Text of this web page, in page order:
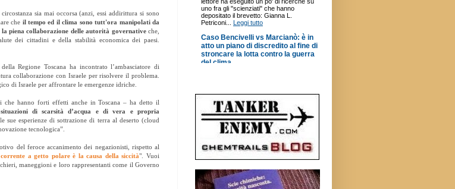
sia mai occorsa (anzi, essi addirittura si sono
che il tempo ed il clima sono tutt'ora manipolati da
la piena collaborazione delle autorità governativeche,
dei cittadini e della stabilità economica dei paesi.
Regione Toscana ha incontrato l’ambasciatore di
collaborazione con Israele per risolvere il problema.
di Israele per affrontare le emergenze idriche.
che hanno forti effetti anche in Toscana – ha detto il
di scarsità d’acqua e di vera e propria
esperienze di sottrazione di terra al deserto (cloud
tecnologica”.
del feroce accanimento dei negazionisti, rispetto al
a getto polare è la causa della siccità". Vuoi
maneggioni e loro rappresentanti come il Governo